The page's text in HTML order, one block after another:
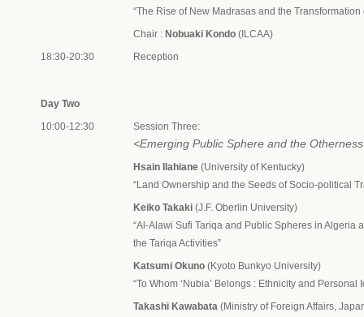
“The Rise of New Madrasas and the
Chair : Nobuaki Kondo (ILCAA)
18:30-20:30
Reception
Day Two
10:00-12:30
Session Three:
<Emerging Public Sphere and the
Hsain Ilahiane (University of Kentucky)
“Land Ownership and the Seeds of Socio-political
Keiko Takaki (J.F. Oberlin University)
“Al-Alawi Sufi Tariqa and Public Spheres in Algeria
the Tariqa Activities”
Katsumi Okuno (Kyoto Bunkyo University)
“To Whom ‘Nubia’ Belongs : Ethnicity and Personal
Takashi Kawabata (Ministry of Foreign Affairs,